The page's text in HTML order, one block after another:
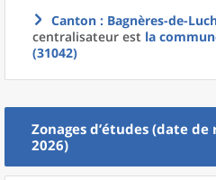
Canton : Bagnères-de-
centralisateur est la
(31042)
Zonages d’études (date
2026)